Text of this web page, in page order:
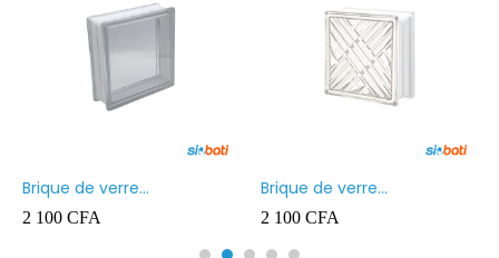
Brique de verre
190X190X80MM CROSS
2 100
Brique de verre
190X190X80MM JH114
STREAM LINE
2 100